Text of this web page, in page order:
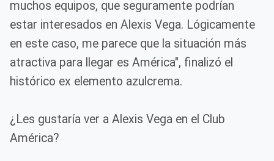
muchos equipos, que seguramente podrían
estar interesados en Alexis Vega. Lógicamente
en este caso, me parece que la situación más
atractiva para llegar es América", finalizó el
histórico ex elemento azulcrema.
¿Les gustaría ver a Alexis Vega en el Club
América?